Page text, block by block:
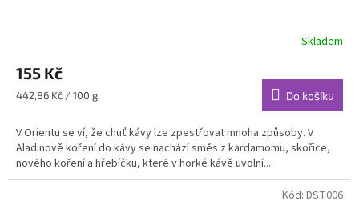
Skladem
155 Kč
Měrná
442,86 Kč / 100 g Do košíku
V Orientu se ví, že chuť kávy lze zpestřovat mnoha způsoby. V
Aladinově koření do kávy se nachází směs z kardamomu, skořice,
nového koření a hřebíčku, které v horké kávě uvolní...
Kód: DST006